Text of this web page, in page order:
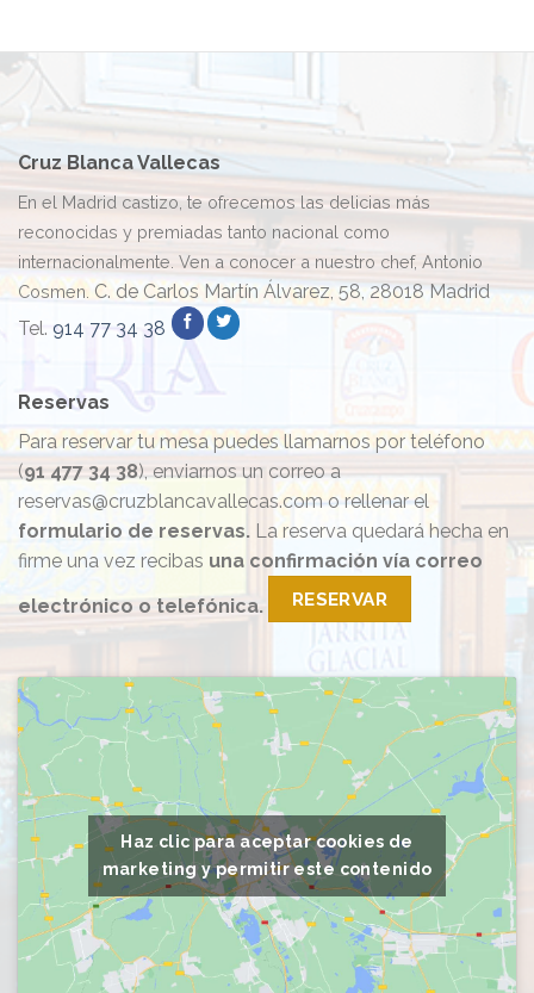
Cruz Blanca Vallecas
En el Madrid castizo, te ofrecemos las delicias más
reconocidas y premiadas tanto nacional como
internacionalmente. Ven a conocer a nuestro chef, Antonio
Cosmen. C. de Carlos Martín Álvarez, 58, 28018 Madrid
Tel. 914 77 34 38
Haz clic para aceptar cookies de
marketing y permitir este contenido
Reservas
Para reservar tu mesa puedes llamarnos por teléfono
(91 477 34 38), enviarnos un correo a
reservas@cruzblancavallecas.com o rellenar el
formulario de reservas. La reserva quedará hecha en
firme una vez recibas una confirmación vía correo
electrónico o telefónica. RESERVAR